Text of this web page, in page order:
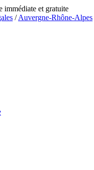
immédiate et gratuite
/Auvergne-Rhône-Alpes